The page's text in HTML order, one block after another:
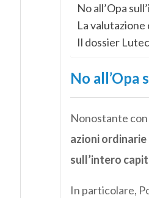
No all’Opa
La valutazione
Il dossier
No all’Opa
Nonostante con
azioni ordinarie
sull’intero
In particolare,